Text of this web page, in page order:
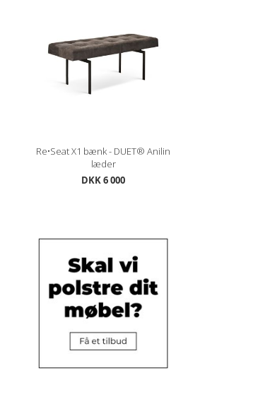
Re•Seat X1 bænk - DUET® Anilin
læder
DKK 6 000